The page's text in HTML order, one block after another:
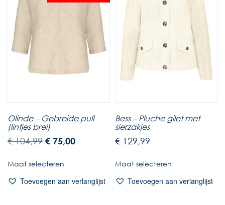
Olinde – Gebreide pull
(lintjes brei)
€104,99 € 75,00
Maat selecteren
Toevoegen aan verlanglijst
Bess – Pluche gilet met
sierzakjes
€ 129,99
Maat selecteren
Toevoegen aan verlanglijst